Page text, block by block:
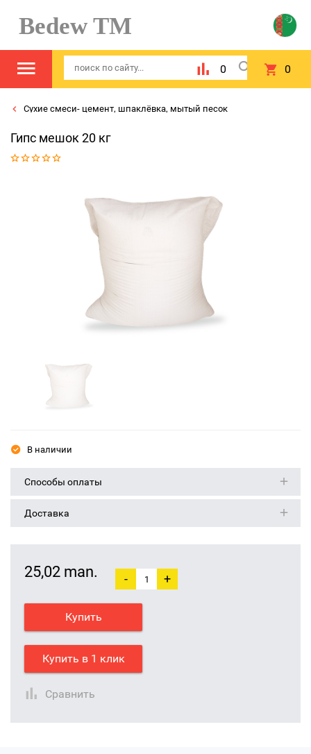
Bedew TM
0 0
Сухие смеси- цемент, шпаклёвка, мытый песок
Гипс мешок 20 кг
В наличии
Способы оплаты
Доставка
25,02 man. - +
Купить
Купить в 1 клик
Сравнить